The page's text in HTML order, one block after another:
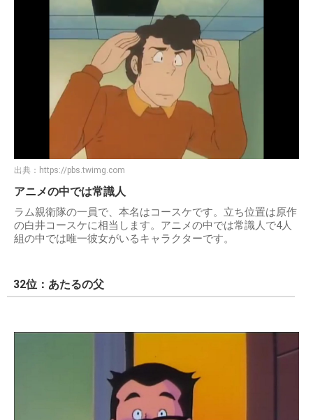
出典： https://pbs.twimg.com
アニメの中では常識人
ラム親衛隊の一員で、本名はコースケです。立ち位置は原作
の白井コースケに相当します。アニメの中では常識人で4人
組の中では唯一彼女がいるキャラクターです。
32位：あたるの父